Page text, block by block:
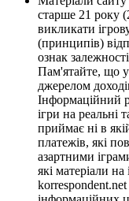
старше 21 року
викликати
(принципів)
ознак
Пам'ятайте, що
джерелом
Інформаційний
ігри на реальні
приймає ні в
платежів, які
азартними
які матеріали